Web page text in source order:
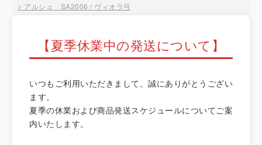
アルシェ SA2006 / ヴィオラ弓
【夏季休業中の発送について】
いつもご利用いただきまして、誠にありがとうござい
ます。
夏季の休業および商品発送スケジュールについてご案
内いたします。